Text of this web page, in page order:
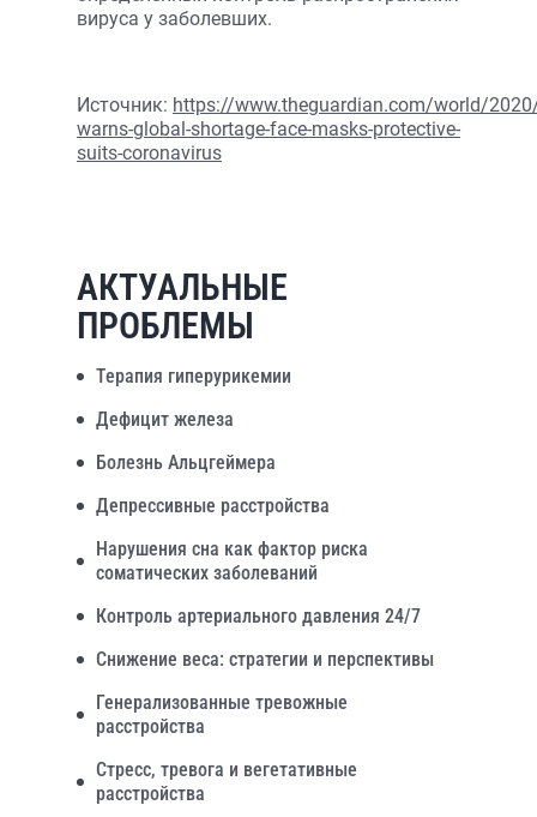
вируса у заболевших.
Источник: https://www.theguardian.com/world/
warns-global-shortage-face-masks-protective-
suits-coronavirus
АКТУАЛЬНЫЕ
ПРОБЛЕМЫ
Терапия гиперурикемии
Дефицит железа
Болезнь Альцгеймера
Депрессивные расстройства
Нарушения сна как фактор риска
соматических заболеваний
Контроль артериального давления 24/7
Снижение веса: стратегии и перспективы
Генерализованные тревожные
расстройства
Стресс, тревога и вегетативные
расстройства